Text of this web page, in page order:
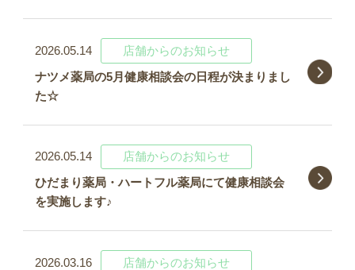
2026.05.14
店舗からのお知らせ
ナツメ薬局の5月健康相談会の日程が決まりまし
た☆
2026.05.14
店舗からのお知らせ
ひだまり薬局・ハートフル薬局にて健康相談会
を実施します♪
2026.03.16
店舗からのお知らせ